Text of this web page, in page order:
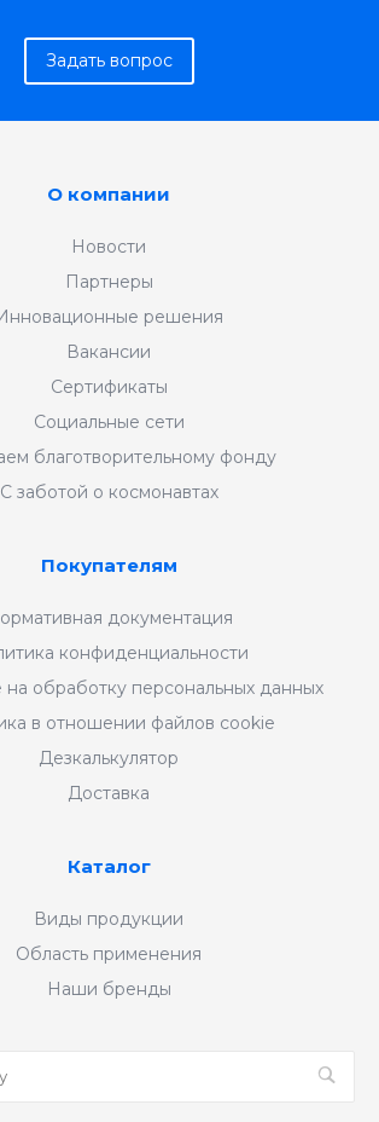
Задать вопрос
О компании
Новости
Партнеры
решения
Вакансии
Сертификаты
Социальные сети
благотворительному фонду
С заботой о космонавтах
Покупателям
документация
конфиденциальности
обработку персональных данных
в отношении файлов cookie
Дезкалькулятор
Доставка
Каталог
Виды продукции
Область применения
Наши бренды